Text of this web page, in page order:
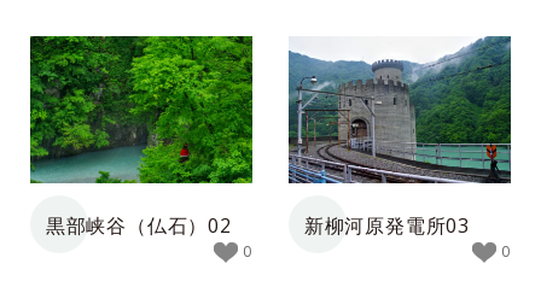
黒部峡谷（仏石）02
0
新柳河原発電所03
0